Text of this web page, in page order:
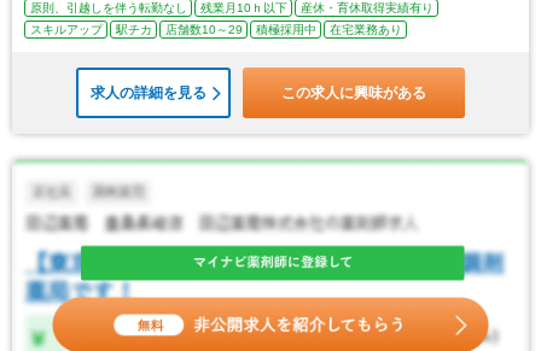
原則、引越しを伴う転勤なし 残業月10ｈ以下
産休・育休取得実績有り
スキルアップ
駅チカ 店舗数10～29 積極採用中 在宅業務あり
求人の詳細を見る この求人に興味がある